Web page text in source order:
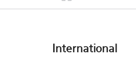
International